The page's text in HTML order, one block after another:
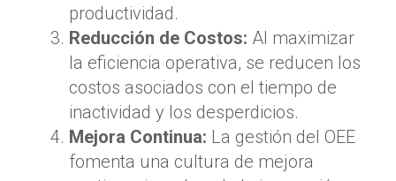
productividad.
Reducción de Costos: Al maximizar
la eficiencia operativa, se reducen los
costos asociados con el tiempo de
inactividad y los desperdicios.
Mejora Continua: La gestión del OEE
fomenta una cultura de mejora